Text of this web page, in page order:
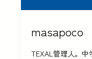
masapoco
TEXAL管理人。